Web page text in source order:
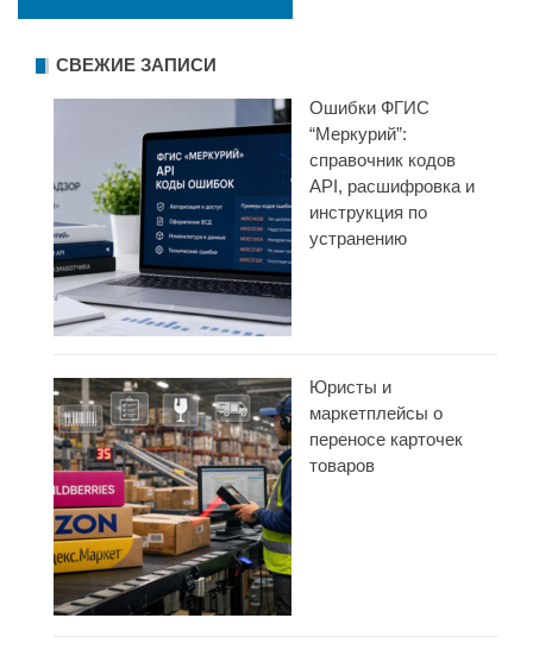
СВЕЖИЕ ЗАПИСИ
Ошибки ФГИС
“Меркурий”:
справочник кодов
API, расшифровка и
инструкция по
устранению
Юристы и
маркетплейсы о
переносе карточек
товаров